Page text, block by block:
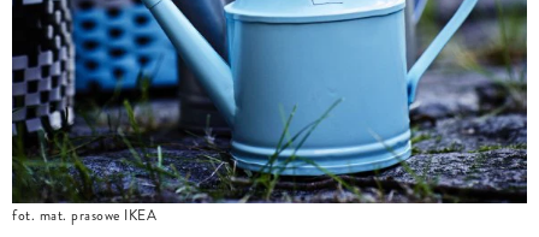
fot. mat. prasowe IKEA